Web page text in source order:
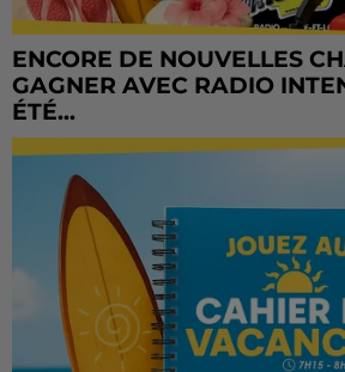
ENCORE DE NOUVELLES
GAGNER AVEC RADIO
ÉTÉ...